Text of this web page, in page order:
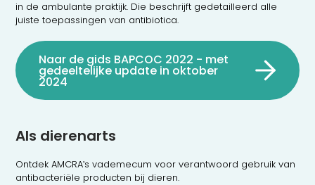
in de ambulante praktijk. Die beschrijft gedetailleerd alle
juiste toepassingen van antibiotica.
Naar de gids BAPCOC 2022 - met
gedeeltelijke update in oktober
2024
Als dierenarts
Ontdek AMCRA's vademecum voor verantwoord gebruik van
antibacteriële producten bij dieren.